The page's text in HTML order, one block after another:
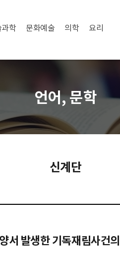
과학 문화예술 의학 요리
언어, 문학
신계단
서 발생한 기독재림사건의